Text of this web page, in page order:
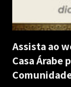
Assista ao
Casa Árabe